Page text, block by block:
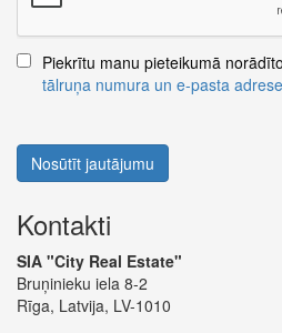
Piekrītu manu pieteikumā norādīto
tālruņa numura un e-pasta
Nosūtīt jautājumu
Kontakti
SIA "City Real Estate"
Bruņinieku iela 8-2
Rīga, Latvija, LV-1010